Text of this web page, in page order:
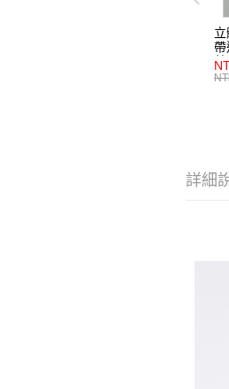
帶
詳細